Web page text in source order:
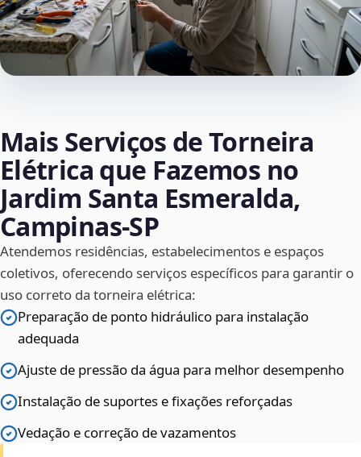
Mais Serviços de Torneira
Elétrica que Fazemos no
Jardim Santa Esmeralda,
Campinas‑SP
Atendemos residências, estabelecimentos e espaços
coletivos, oferecendo serviços específicos para garantir o
uso correto da torneira elétrica:
Preparação de ponto hidráulico para instalação
adequada
Ajuste de pressão da água para melhor desempenho
Instalação de suportes e fixações reforçadas
Vedação e correção de vazamentos